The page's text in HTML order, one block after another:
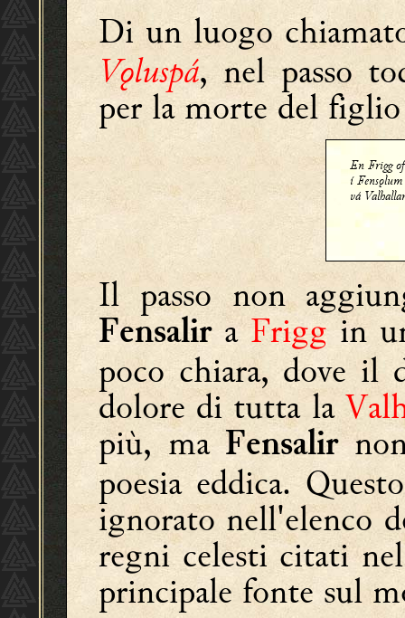
Di un luogo
Vǫluspá, nel passo
per la morte del
En Frigg
í Fensǫlum
vá
Il passo non
FensaliraFriggin
poco chiara, dove il
dolore di tutta la
più, maFensalir
poesia eddica.
ignorato nell'elenco
regni celesti citati nel
principale fonte sul